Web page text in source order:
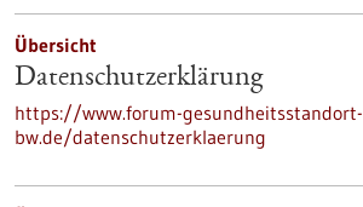
Übersicht
Datenschutzerklärung
https://www.forum-gesundheitsstandort-
bw.de/datenschutzerklaerung